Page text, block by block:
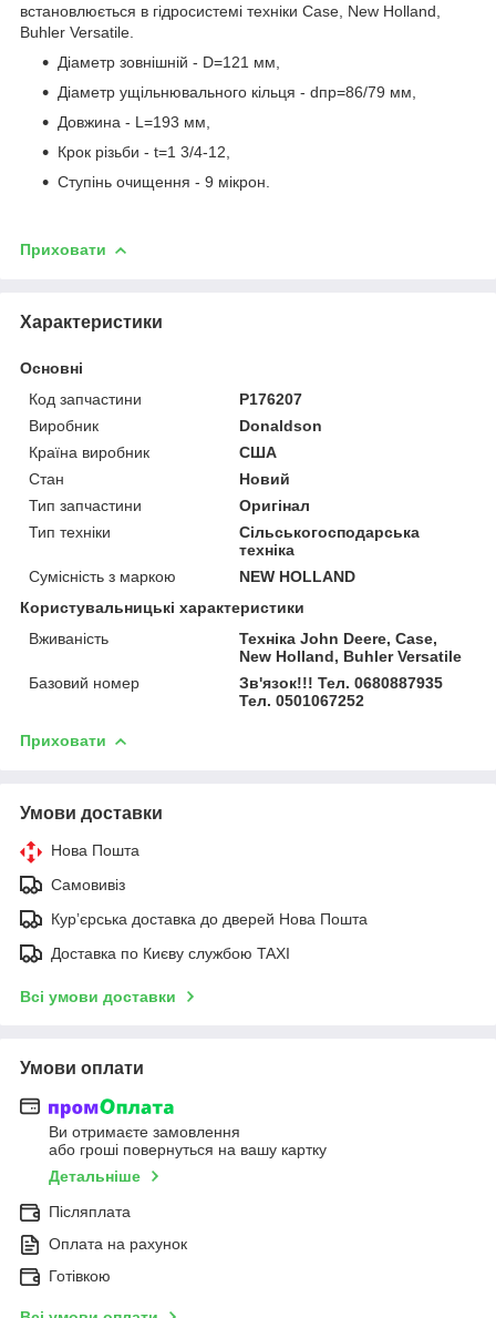
встановлюється в гідросистемі техніки Case, New Holland,
Buhler Versatile.
Діаметр зовнішній - D=121 мм,
Діаметр ущільнювального кільця - dпр=86/79 мм,
Довжина - L=193 мм,
Крок різьби - t=1 3/4-12,
Ступінь очищення - 9 мікрон.
Приховати
Характеристики
Основні
Код запчастини
P176207
Виробник
Donaldson
Країна виробник
США
Стан
Новий
Тип запчастини
Оригінал
Тип техніки
Сільськогосподарська
техніка
Сумісність з маркою
NEW HOLLAND
Користувальницькі характеристики
Вживаність
Техніка John Deere, Case,
New Holland, Buhler Versatile
Базовий номер
Зв'язок!!! Тел. 0680887935
Тел. 0501067252
Приховати
Умови доставки
Нова Пошта
Самовивіз
Курʼєрська доставка до дверей Нова Пошта
Доставка по Києву службою TAXI
Всі умови доставки
Умови оплати
Ви отримаєте замовлення
або гроші повернуться на вашу картку
Детальніше
Післяплата
Оплата на рахунок
Готівкою